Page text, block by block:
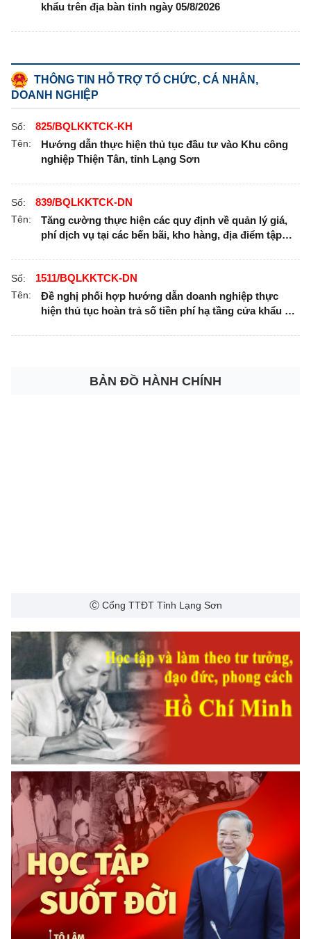
khẩu trên địa bàn tỉnh ngày 05/8/2026
THÔNG TIN HỖ TRỢ TỔ CHỨC, CÁ NHÂN,
DOANH NGHIỆP
Số: 825/BQLKKTCK-KH
Tên:
Hướng dẫn thực hiện thủ tục đầu tư vào Khu công
nghiệp Thiện Tân, tỉnh Lạng Sơn
Số: 839/BQLKKTCK-DN
Tên:
Tăng cường thực hiện các quy định về quản lý giá,
phí dịch vụ tại các bến bãi, kho hàng, địa điểm tập
Số: 1511/BQLKKTCK-DN
Tên:
Đề nghị phối hợp hướng dẫn doanh nghiệp thực
hiện thủ tục hoàn trả số tiền phí hạ tầng cửa khẩu đã
BẢN ĐỒ HÀNH CHÍNH
Ⓒ Cổng TTĐT Tỉnh Lạng Sơn